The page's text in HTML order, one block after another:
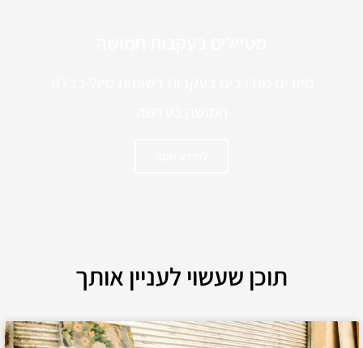
תוכן שעשוי לעניין אותך